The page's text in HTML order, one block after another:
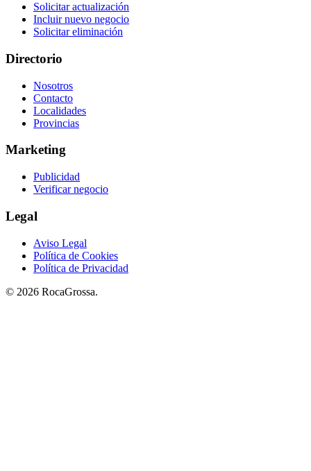
Solicitar actualización
Incluir nuevo negocio
Solicitar eliminación
Directorio
Nosotros
Contacto
Localidades
Provincias
Marketing
Publicidad
Verificar negocio
Legal
Aviso Legal
Política de Cookies
Política de Privacidad
© 2026 RocaGrossa.